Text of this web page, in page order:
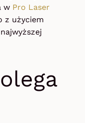
w Pro Laser
z użyciem